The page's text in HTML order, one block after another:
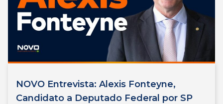
NOVO Entrevista: Alexis Fonteyne,
Candidato a Deputado Federal por SP